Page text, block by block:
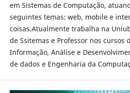
em Sistemas de Computação,
seguintes temas: web, mobile e
coisas.Atualmente trabalha na
de Ssitemas e Professor nos cursos
Informação, Análise e
de dados e Engenharia da